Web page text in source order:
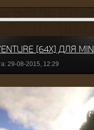
[64X] ДЛЯ
29-08-2015, 12:29